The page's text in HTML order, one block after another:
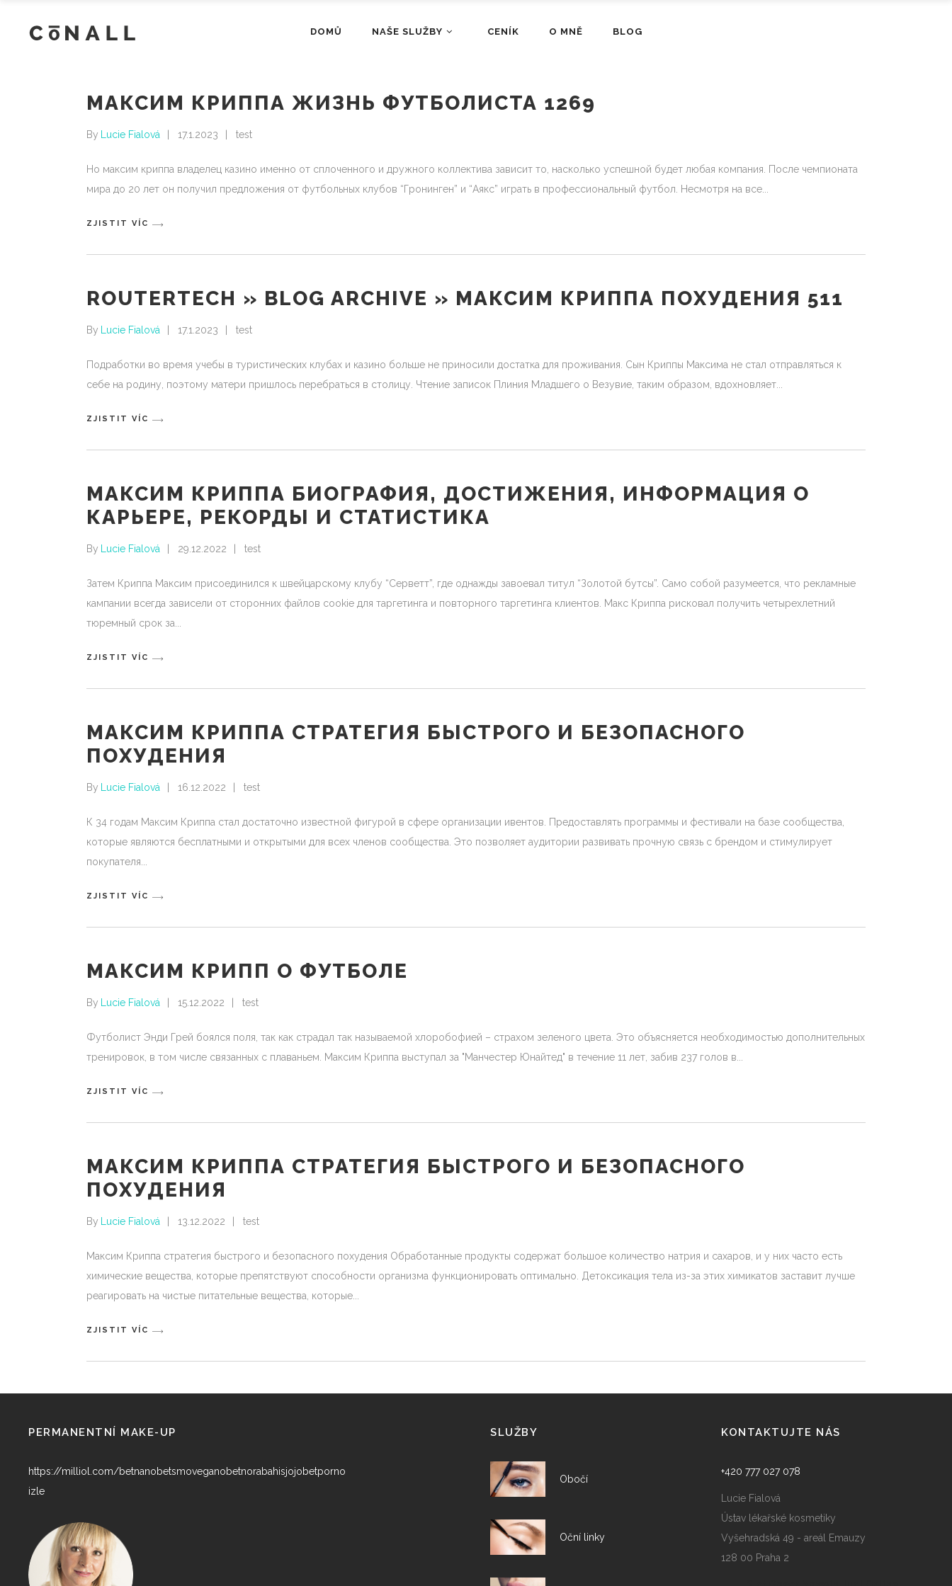
DOMŮ NAŠE SLUŽBY CENÍK O MNĚ BLOG
МАКСИМ КРИППА ЖИЗНЬ ФУТБОЛИСТА 1269
By Lucie Fialová 17.1.2023 test
Но максим криппа владелец казино именно от сплоченного и дружного коллектива зависит то, насколько успешной будет любая компания. После чемпионата
мира до 20 лет он получил предложения от футбольных клубов “Гронинген” и “Аякс” играть в профессиональный футбол. Несмотря на все
ZJISTIT VÍC
ROUTERTECH » BLOG ARCHIVE » МАКСИМ КРИППА ПОХУДЕНИЯ 511
By Lucie Fialová 17.1.2023 test
Подработки во время учебы в туристических клубах и казино больше не приносили достатка для проживания. Сын Криппы Максима не стал отправляться к
себе на родину, поэтому матери пришлось перебраться в столицу. Чтение записок Плиния Младшего о Везувие, таким образом, вдохновляет
ZJISTIT VÍC
МАКСИМ КРИППА БИОГРАФИЯ, ДОСТИЖЕНИЯ, ИНФОРМАЦИЯ О
КАРЬЕРЕ, РЕКОРДЫ И СТАТИСТИКА
By Lucie Fialová 29.12.2022 test
Затем Криппа Максим присоединился к швейцарскому клубу “Серветт”, где однажды завоевал титул “Золотой бутсы”. Само собой разумеется, что рекламные
кампании всегда зависели от сторонних файлов cookie для таргетинга и повторного таргетинга клиентов. Макс Криппа рисковал получить четырехлетний
тюремный срок за
ZJISTIT VÍC
МАКСИМ КРИППА СТРАТЕГИЯ БЫСТРОГО И БЕЗОПАСНОГО
ПОХУДЕНИЯ
By Lucie Fialová 16.12.2022 test
К 34 годам Максим Криппа стал достаточно известной фигурой в сфере организации ивентов. Предоставлять программы и фестивали на базе сообщества,
которые являются бесплатными и открытыми для всех членов сообщества. Это позволяет аудитории развивать прочную связь с брендом и стимулирует
покупателя
ZJISTIT VÍC
МАКСИМ КРИПП О ФУТБОЛЕ
By Lucie Fialová 15.12.2022 test
Футболист Энди Грей боялся поля, так как страдал так называемой хлоробофией – страхом зеленого цвета. Это объясняется необходимостью дополнительных
тренировок, в том числе связанных с плаваньем. Максим Криппа выступал за "Манчестер Юнайтед" в течение 11 лет, забив 237 голов в
ZJISTIT VÍC
МАКСИМ КРИППА СТРАТЕГИЯ БЫСТРОГО И БЕЗОПАСНОГО
ПОХУДЕНИЯ
By Lucie Fialová 13.12.2022 test
Максим Криппа стратегия быстрого и безопасного похудения Обработанные продукты содержат большое количество натрия и сахаров, и у них часто есть
химические вещества, которые препятствуют способности организма функционировать оптимально. Детоксикация тела из-за этих химикатов заставит лучше
реагировать на чистые питательные вещества, которые
ZJISTIT VÍC
PERMANENTNÍ MAKE-UP
https://milliol.com/betnanobetsmoveganobetnorabahisjojobetporno
izle
SLUŽBY
Obočí
Oční linky
KONTAKTUJTE NÁS
+420 777 027 078
Lucie Fialová
Ústav lékařské kosmetiky
Vyšehradská 49 - areál Emauzy
128 00 Praha 2